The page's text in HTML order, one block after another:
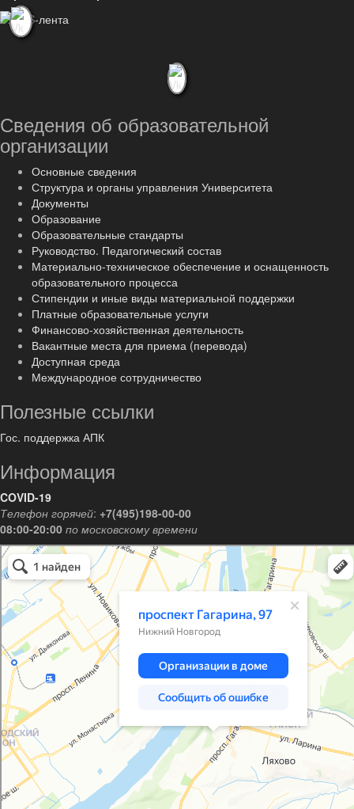
Сведения об образовательной
организации
Основные сведения
Структура и органы управления Университета
Документы
Образование
Образовательные стандарты
Руководство. Педагогический состав
Материально-техническое обеспечение и оснащенность
образовательного процесса
Стипендии и иные виды материальной поддержки
Платные образовательные услуги
Финансово-хозяйственная деятельность
Вакантные места для приема (перевода)
Доступная среда
Международное сотрудничество
Полезные ссылки
Гос. поддержка АПК
Информация
COVID-19
Телефон горячей: +7(495)198-00-00
08:00-20:00 по московскому времени